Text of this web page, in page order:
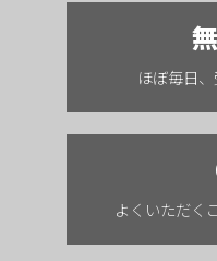
ほぼ毎日、
よくいただく